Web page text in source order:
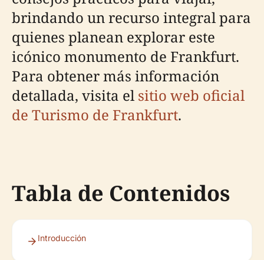
brindando un recurso integral para
quienes planean explorar este
icónico monumento de Frankfurt.
Para obtener más información
detallada, visita elsitio web oficial
de Turismo de Frankfurt.
Tabla de Contenidos
Introducción